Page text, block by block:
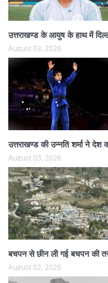
उत्तराखण्ड के आयुष के हाथ में
August 03, 2026
उत्तराखण्ड की उन्नति शर्मा ने देश
August 03, 2026
बचपन से छीन ली गई बचपन की
August 02, 2026